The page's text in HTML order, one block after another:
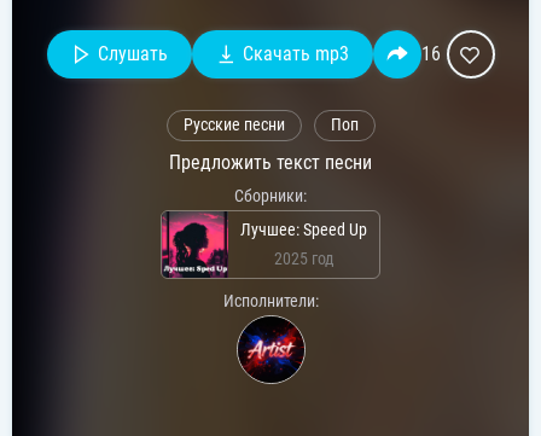
Слушать Скачать mp3 16
Русские песни Поп
Предложить текст песни
Сборники:
Лучшее: Speed Up
2025 год
Исполнители: